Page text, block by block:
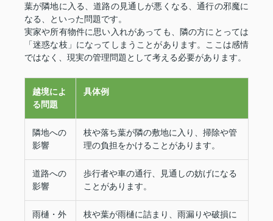
葉が隣地に入る、道路の見通しが悪くなる、通行の邪魔に
なる、といった問題です。
実家や所有物件に思い入れがあっても、隣の方にとっては
「迷惑な枝」になってしまうことがあります。ここは感情
ではなく、現実の管理問題として考える必要があります。
越境によ
る問題
具体例
隣地への
影響
枝や落ち葉が隣の敷地に入り、掃除や管
理の負担をかけることがあります。
道路への
影響
歩行者や車の通行、見通しの妨げになる
ことがあります。
雨樋・外
枝や葉が雨樋に詰まり、雨漏りや破損に